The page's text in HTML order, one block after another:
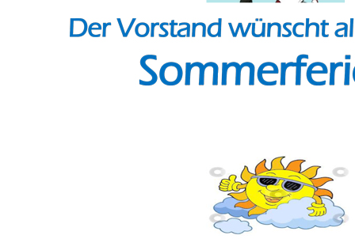
Bitte
Die